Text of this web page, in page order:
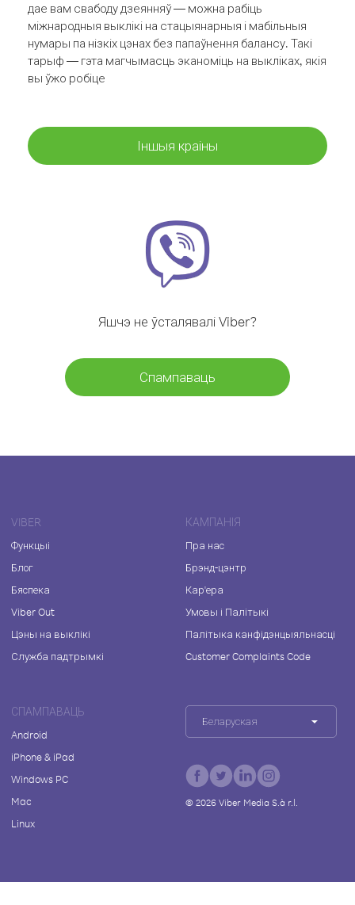
дае вам свабоду дзеянняў — можна рабіць
міжнародныя выклікі на стацыянарныя і мабільныя
нумары па нізкіх цэнах без папаўнення балансу. Такі
тарыф — гэта магчымасць эканоміць на выкліках, якія
вы ўжо робіце
Іншыя краіны
Яшчэ не ўсталявалі Viber?
Спампаваць
VIBER
Функцыі
Блог
Бяспека
Viber Out
Цэны на выклікі
Служба падтрымкі
КАМПАНІЯ
Пра нас
Брэнд-цэнтр
Кар'ера
Умовы і Палітыкі
Палітыка канфідэнцыяльнасці
Customer Complaints Code
СПАМПАВАЦЬ
Android
iPhone & iPad
Windows PC
Mac
Linux
Беларуская
© 2026Viber Media S.à r.l.